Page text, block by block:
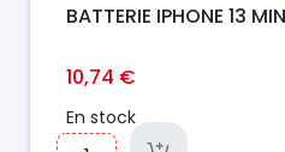
BATTERIE IPHONE 13
10,74 €
En stock